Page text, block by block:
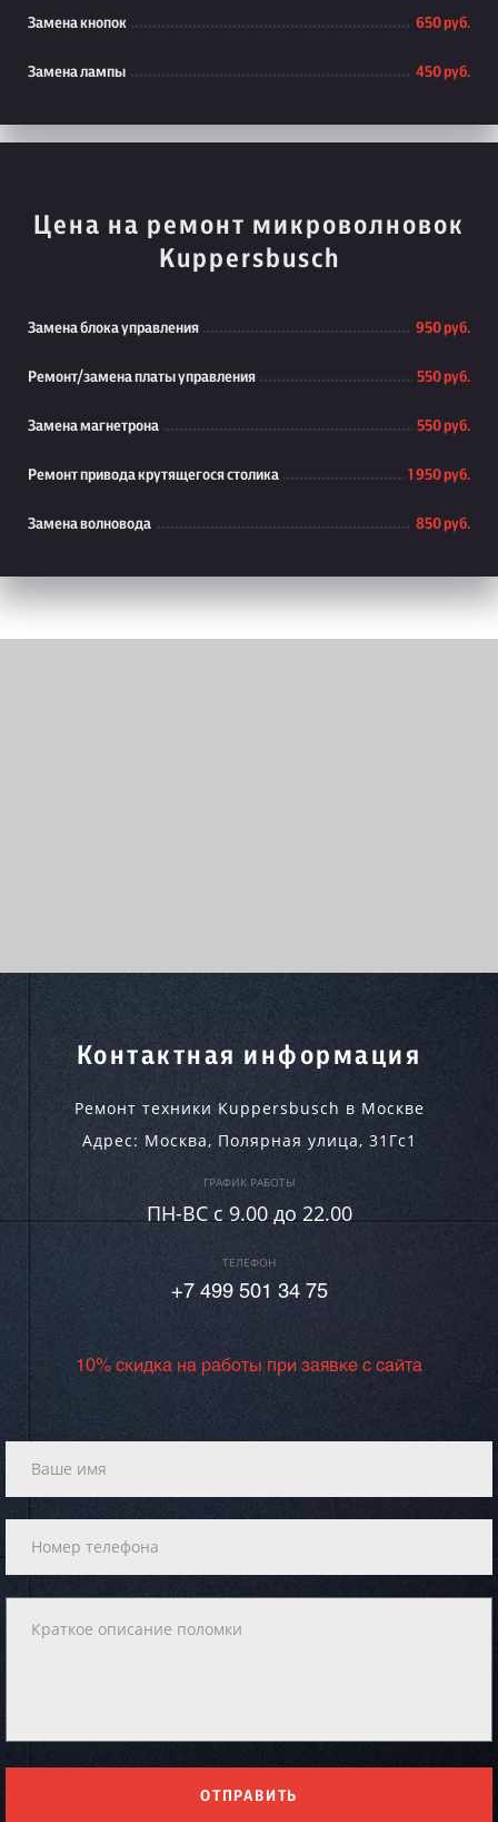
Замена кнопок 650 руб.
Замена лампы 450 руб.
Цена на ремонт микроволновок
Kuppersbusch
Замена блока управления 950 руб.
Ремонт/замена платы управления 550 руб.
Замена магнетрона 550 руб.
Ремонт привода крутящегося столика 1 950 руб.
Замена волновода 850 руб.
Контактная информация
Ремонт техники Kuppersbusch в Москве
Адрес: Москва, Полярная улица, 31Гс1
ГРАФИК РАБОТЫ
ПН-ВC c 9.00 до 22.00
ТЕЛЕФОН
+7 499 501 34 75
10% скидка на работы при заявке с сайта
ОТПРАВИТЬ